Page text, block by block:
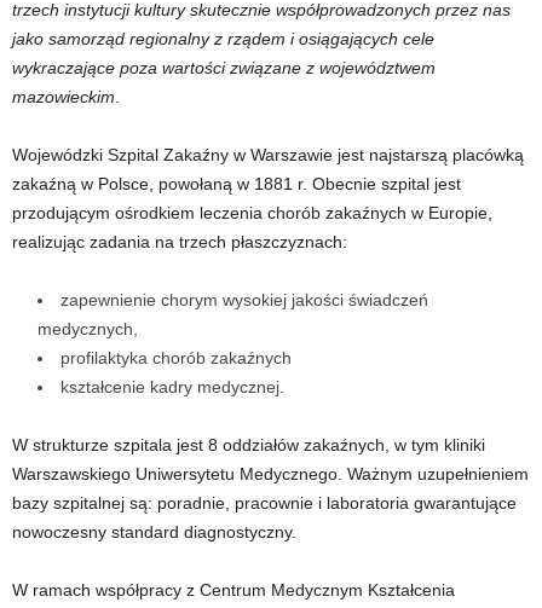
trzech instytucji kultury skutecznie współprowadzonych przez nas
jako samorząd regionalny z rządem i osiągających cele
wykraczające poza wartości związane z województwem
mazowieckim
Wojewódzki Szpital Zakaźny w Warszawie jest najstarszą placówką
zakaźną w Polsce, powołaną w 1881 r. Obecnie szpital jest
przodującym ośrodkiem leczenia chorób zakaźnych w Europie,
realizując zadania na trzech płaszczyznach:
zapewnienie chorym wysokiej jakości świadczeń
medycznych,
profilaktyka chorób zakaźnych
kształcenie kadry medycznej.
W strukturze szpitala jest 8 oddziałów zakaźnych, w tym kliniki
Warszawskiego Uniwersytetu Medycznego. Ważnym uzupełnieniem
bazy szpitalnej są: poradnie, pracownie i laboratoria gwarantujące
nowoczesny standard diagnostyczny.
W ramach współpracy z Centrum Medycznym Kształcenia